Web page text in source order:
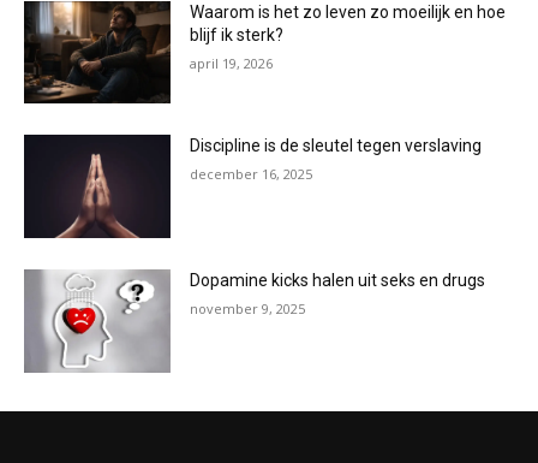
Waarom is het zo leven zo moeilijk en hoe
blijf ik sterk?
april 19, 2026
Discipline is de sleutel tegen verslaving
december 16, 2025
Dopamine kicks halen uit seks en drugs
november 9, 2025